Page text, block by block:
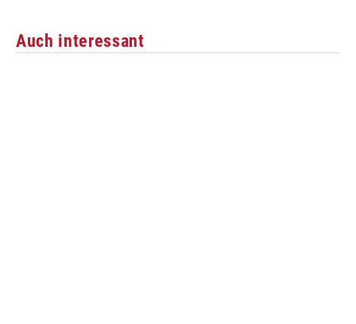
Auch interessant